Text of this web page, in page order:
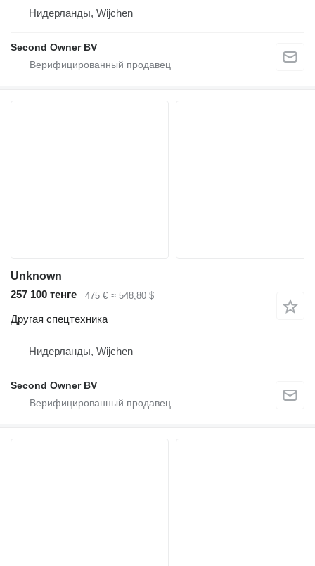
Нидерланды, Wijchen
Second Owner BV
Unknown
257 100 тенге
475 € ≈ 548,80 $
Другая спецтехника
Нидерланды, Wijchen
Second Owner BV